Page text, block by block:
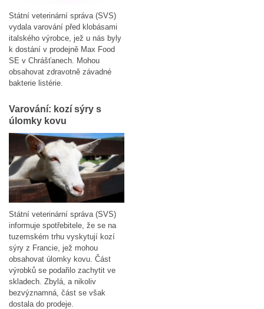
Státní veterinární správa (SVS)
vydala varování před klobásami
italského výrobce, jež u nás byly
k dostání v prodejně Max Food
SE v Chrášťanech. Mohou
obsahovat zdravotně závadné
bakterie listérie.
Varování: kozí sýry s
úlomky kovu
Státní veterinární správa (SVS)
informuje spotřebitele, že se na
tuzemském trhu vyskytují kozí
sýry z Francie, jež mohou
obsahovat úlomky kovu. Část
výrobků se podařilo zachytit ve
skladech. Zbylá, a nikoliv
bezvýznamná, část se však
dostala do prodeje.